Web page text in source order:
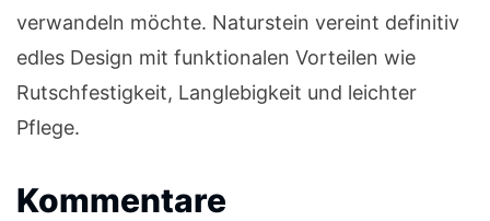
verwandeln möchte. Naturstein vereint definitiv
edles Design mit funktionalen Vorteilen wie
Rutschfestigkeit, Langlebigkeit und leichter
Pflege.
Kommentare